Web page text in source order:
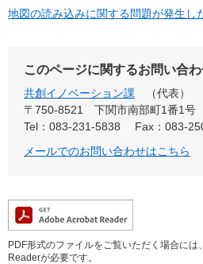
地図の読み込みに関する問題が発生し
このページに関するお問い合
共創イノベーション課
代表
〒750-8521
下関市南部町1番1号
Tel：083-231-5838
Fax：083-
メールでのお問い合わせはこちら
PDF形式のファイルをご覧いただく場合に
Readerが必要です。